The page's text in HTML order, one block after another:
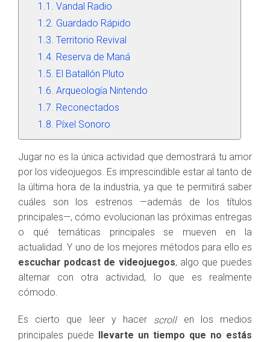
Vandal Radio
Guardado Rápido
Territorio Revival
Reserva de Maná
El Batallón Pluto
Arqueología Nintendo
Reconectados
Píxel Sonoro
Jugar no es la única actividad que demostrará tu amor
por los videojuegos. Es imprescindible estar al tanto de
la última hora de la industria, ya que te permitirá saber
cuáles son los estrenos —además de los títulos
principales—, cómo evolucionan las próximas entregas
o qué temáticas principales se mueven en la
actualidad. Y uno de los mejores métodos para ello es
escuchar podcast de videojuegos, algo que puedes
alternar con otra actividad, lo que es realmente
cómodo.
Es cierto que leer y hacer scroll en los medios
principales puede
llevarte un tiempo que no estás